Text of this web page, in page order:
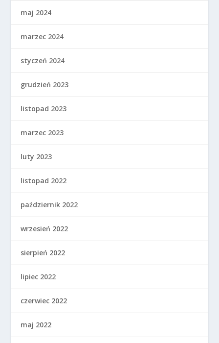
maj 2024
marzec 2024
styczeń 2024
grudzień 2023
listopad 2023
marzec 2023
luty 2023
listopad 2022
październik 2022
wrzesień 2022
sierpień 2022
lipiec 2022
czerwiec 2022
maj 2022